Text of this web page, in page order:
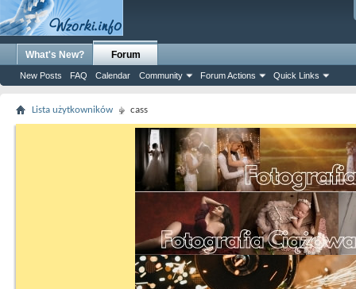
What's New? Forum
New Posts FAQ Calendar Community Forum Actions Quick Links
Lista użytkowników cass